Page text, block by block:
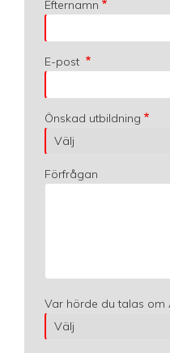
Efternamn
E-post
Önskad utbildning
Förfrågan
Var hörde du talas om